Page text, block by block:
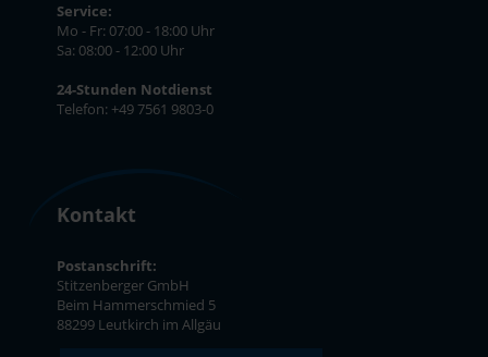
Service:
Mo - Fr: 07:00 - 18:00 Uhr
Sa: 08:00 - 12:00 Uhr
24-Stunden Notdienst
Telefon: +49 7561 9803-0
Kontakt
Postanschrift:
Stitzenberger GmbH
Beim Hammerschmied 5
88299 Leutkirch im Allgäu